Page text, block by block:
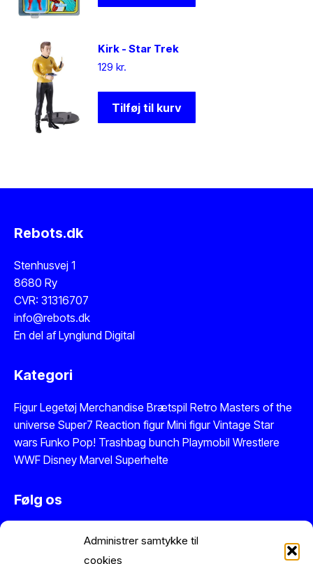
Administrer samtykke til
cookies
Kirk - Star Trek
129 kr.
Tilføj til kurv
Rebots.dk
Stenhusvej 1
8680 Ry
CVR: 31316707
info@rebots.dk
En del afLynglund Digital
Kategori
Figur Legetøj Merchandise Brætspil Retro Masters of the
universe Super7 Reaction figur Mini figurVintage Star
wars Funko Pop! Trashbag bunch Playmobil Wrestlere
WWF Disney Marvel Superhelte
Følg os